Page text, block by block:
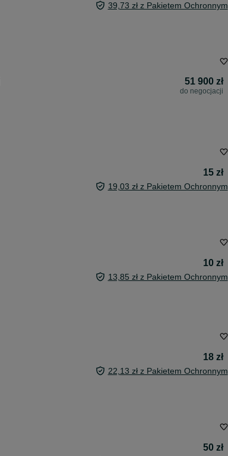
39,73 zł z Pakietem Ochronnym
51 900 zł
do negocjacji
15 zł
19,03 zł z Pakietem Ochronnym
10 zł
13,85 zł z Pakietem Ochronnym
18 zł
22,13 zł z Pakietem Ochronnym
50 zł